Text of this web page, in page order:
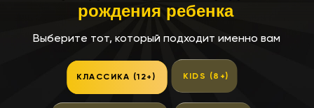
рождения ребенка
Выберите тот, который подходит именно вам
КЛАССИКА (12+) KIDS (8+)